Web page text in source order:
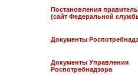
Постановления
(сайт Федеральной
Документы
Документы Управления
Роспотребнадзора